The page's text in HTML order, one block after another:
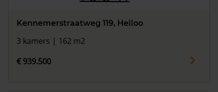
Kennemerstraatweg 119, Heiloo
3 kamers | 162 m2
€ 939.500